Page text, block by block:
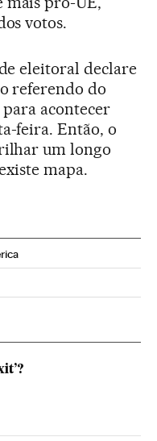
votos.
eleitoral declare
referendo do
acontecer
feira. Então, o
um longo
mapa.
Instagram
en Facebook